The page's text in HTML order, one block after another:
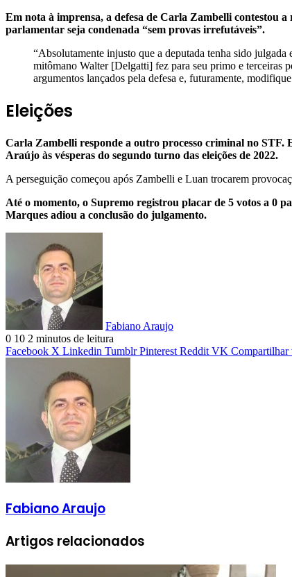
Em nota à imprensa, a defesa de Carla Zambelli contestou
parlamentar seja condenada “sem provas irrefutáveis”.
“Absolutamente injusto que a deputada tenha sido
mitômano Walter [Delgatti] fez para seu primo e terceiras
argumentos lançados pela defesa e, futuramente,
Eleições
Carla Zambelli responde a outro processo criminal no STF.
Araújo às vésperas do segundo turno das eleições de 2022.
A perseguição começou após Zambelli e Luan trocarem
Até o momento, o Supremo registrou placar de 5 votos a 0
Marques adiou a conclusão do julgamento.
Fabiano Araujo
0 10 2 minutos de leitura
Facebook X Linkedin Tumblr Pinterest Reddit VK Compartilhar
Fabiano Araujo
Artigos relacionados